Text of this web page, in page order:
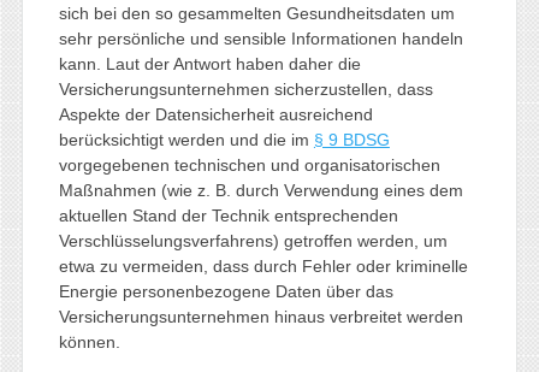
sich bei den so gesammelten Gesundheitsdaten um
sehr persönliche und sensible Informationen handeln
kann. Laut der Antwort haben daher die
Versicherungsunternehmen sicherzustellen, dass
Aspekte der Datensicherheit ausreichend
berücksichtigt werden und die im § 9 BDSG
vorgegebenen technischen und organisatorischen
Maßnahmen (wie z. B. durch Verwendung eines dem
aktuellen Stand der Technik entsprechenden
Verschlüsselungsverfahrens) getroffen werden, um
etwa zu vermeiden, dass durch Fehler oder kriminelle
Energie personenbezogene Daten über das
Versicherungsunternehmen hinaus verbreitet werden
können.